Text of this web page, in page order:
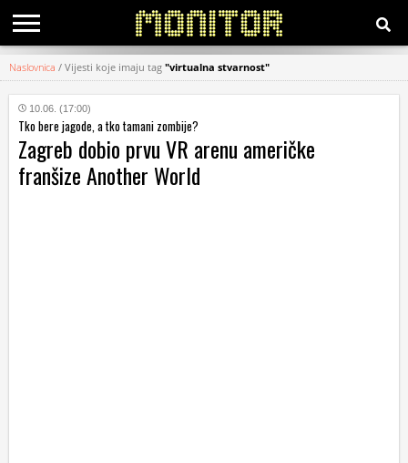
KATEGORIJE
HRVATSKI
WEB
Naslovnica / Vijesti koje imaju tag "virtualna stvarnost"
10.06. (17:00)
Tko bere jagode, a tko tamani zombije?
Zagreb dobio prvu VR arenu američke
franšize Another World